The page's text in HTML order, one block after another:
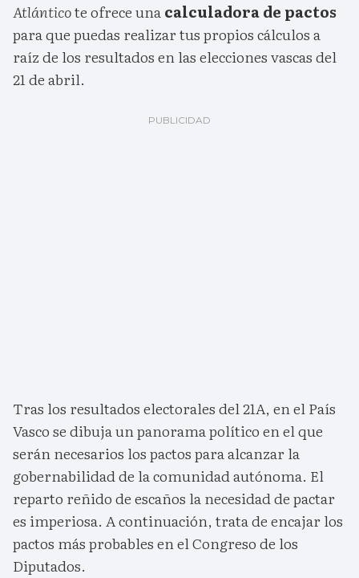
Atlánticote ofrece unacalculadora de pactos
para que puedas realizar tus propios cálculos a
raíz de los resultados en las elecciones vascas del
21 de abril.
Tras los resultados electorales del 21A, en el País
Vasco se dibuja un panorama político en el que
serán necesarios los pactos para alcanzar la
gobernabilidad de la comunidad autónoma. El
reparto reñido de escaños la necesidad de pactar
es imperiosa. A continuación, trata de encajar los
pactos más probables en el Congreso de los
Diputados.